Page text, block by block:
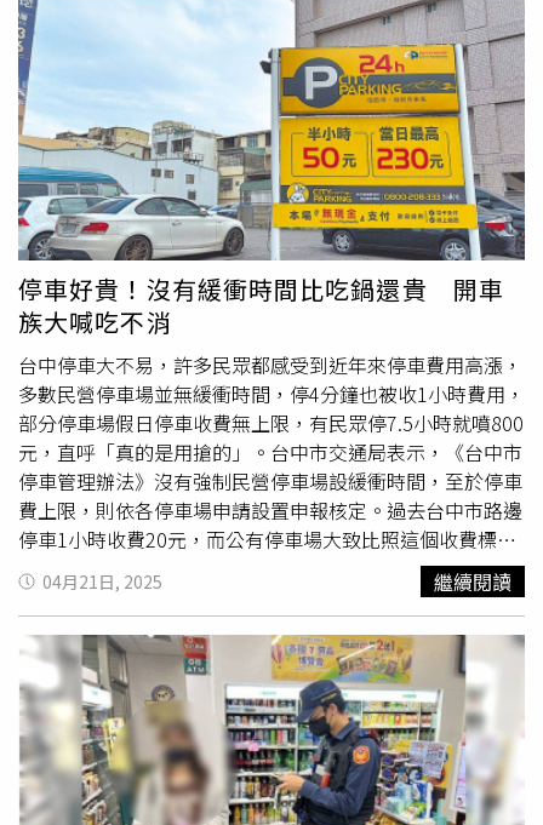
臭，不定期清掃環境時，無法把遊民占地的紙板丟棄，打掃
完後還把紙板歸位，等於是提供客房清潔服務。警方指出，
遊民有行動的自由，雖然會讓民眾觀感不佳，但若遊民未違
法犯紀或危及治安，警方無法強制驅趕。台中車站站長王河
傑表示，他在市府、警方聯合會報時公開提出遊民問題，目
前台中車站約有百餘位遊民，於行車時間在站區管轄範圍
內，站方還能以勸說方式，讓遊民不在站內逗留，但遊民至
站區外非台鐵管轄範圍，站方就無能為力；行車時間結束
後，車站人員下班，站區可以關閉，但站區附近無法防止遊
民停留。市府交通局副局長江俊良表示，目前無相關法源可
以強制遊民不得出入、逗留車站，大型車站自然能提供愈多
的歇息空間，會吸引遊民進駐，此問題中外皆然，不過會吸
引遊民的最大因素還是善心人士會專程前往發放物資，此問
題或許能藉由規範善心人士發放物資地點來改善，不過若善
心人士執意而為，也沒有法令能夠處分，因此問題難解。
停車好貴！沒有緩衝時間比吃鍋還貴 開車
族大喊吃不消
台中停車大不易，許多民眾都感受到近年來停車費用高漲，
多數民營停車場並無緩衝時間，停4分鐘也被收1小時費用，
部分停車場假日停車收費無上限，有民眾停7.5小時就噴800
元，直呼「真的是用搶的」。台中市交通局表示，《台中市
停車管理辦法》沒有強制民營停車場設緩衝時間，至於停車
費上限，則依各停車場申請設置申報核定。過去台中市路邊
停車1小時收費20元，而公有停車場大致比照這個收費標
準，但近年為提高路邊停車格周轉率，交通局陸續針對熱門
路段調整為差別費率、累進費率，此舉也帶動周邊民營停車
場費用調漲。在西區上班的林姓民眾表示，去年辦公室旁停
車場停1天180元，今年調漲為230元，等於1年漲近30％，
跟房價漲幅不相上下，她嘆自己從買不起房變成停不起車
了。但這還不是收費最高的停車場，鄰近台中火車站 的某民
營停車場被網民封為「全台中最貴停車場」，假日1小時停
車費100元且無上限，有民眾停7.5小時噴了800元；勤美商
圈、向上市場及審計新村周邊停車場，平日停車半小時計從
04月21日, 2025 繼續閱讀